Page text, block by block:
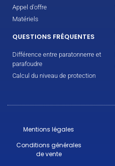
Appel d'offre
Matériels
QUESTIONS FRÉQUENTES
Différence entre paratonnerre et
parafoudre
Calcul du niveau de protection
Mentions légales
Conditions générales
de vente